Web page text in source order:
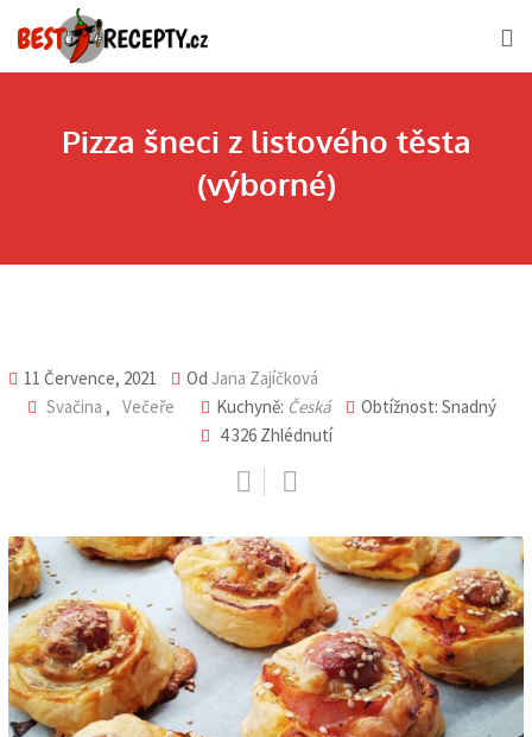
to
Pizza šneci z listového těsta
(výborné)
11 Července, 2021 Od Jana Zajíčková
Svačina , Večeře Kuchyně: Česká
Obtížnost: Snadný
4 326 Zhlédnutí